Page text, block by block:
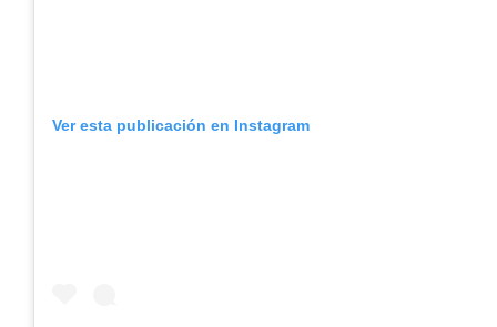
Ver esta publicación en Instagram